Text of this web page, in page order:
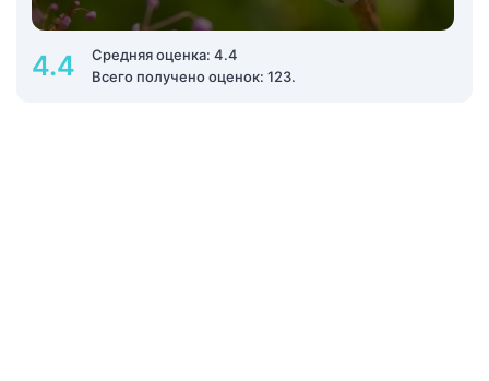
4.4
Средняя оценка: 4.4
Всего получено оценок: 123.